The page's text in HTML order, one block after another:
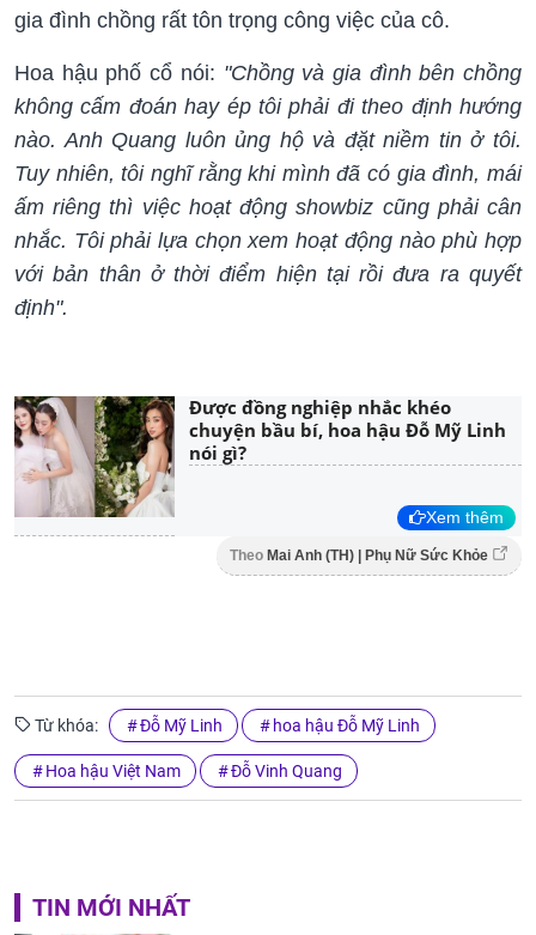
gia đình chồng rất tôn trọng công việc của cô.
Hoa hậu phố cổ nói: "Chồng và gia đình bên chồng
không cấm đoán hay ép tôi phải đi theo định hướng
nào. Anh Quang luôn ủng hộ và đặt niềm tin ở tôi.
Tuy nhiên, tôi nghĩ rằng khi mình đã có gia đình, mái
ấm riêng thì việc hoạt động showbiz cũng phải cân
nhắc. Tôi phải lựa chọn xem hoạt động nào phù hợp
với bản thân ở thời điểm hiện tại rồi đưa ra quyết
định".
Được đồng nghiệp nhắc khéo
chuyện bầu bí, hoa hậu Đỗ Mỹ Linh
nói gì?
Xem thêm
Theo Mai Anh (TH) | Phụ Nữ Sức Khỏe
Từ khóa: Đỗ Mỹ Linh hoa hậu Đỗ Mỹ Linh
Hoa hậu Việt Nam Đỗ Vinh Quang
TIN MỚI NHẤT